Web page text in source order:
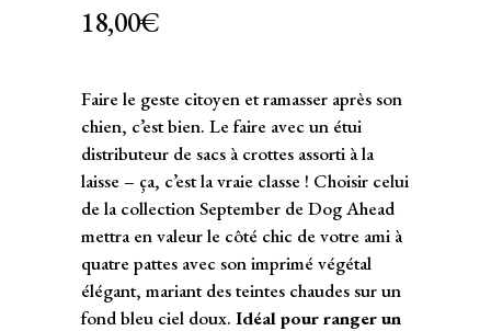
18,00€
Faire le geste citoyen et ramasser après son
chien, c’est bien. Le faire avec un étui
distributeur de sacs à crottes assorti à la
laisse – ça, c’est la vraie classe ! Choisir celui
de la collection September de Dog Ahead
mettra en valeur le côté chic de votre ami à
quatre pattes avec son imprimé végétal
élégant, mariant des teintes chaudes sur un
fond bleu ciel doux. Idéal pour ranger un